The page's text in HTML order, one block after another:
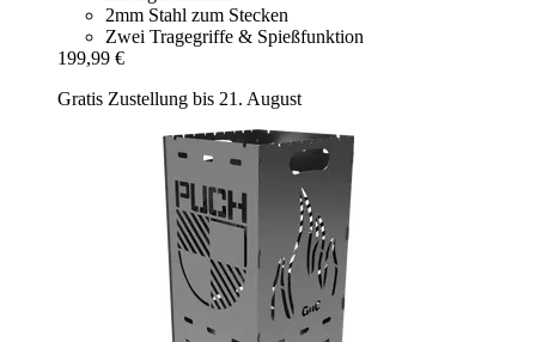
2mm Stahl zum Stecken
Zwei Tragegriffe & Spießfunktion
199,99 €
Gratis Zustellung bis 21. August